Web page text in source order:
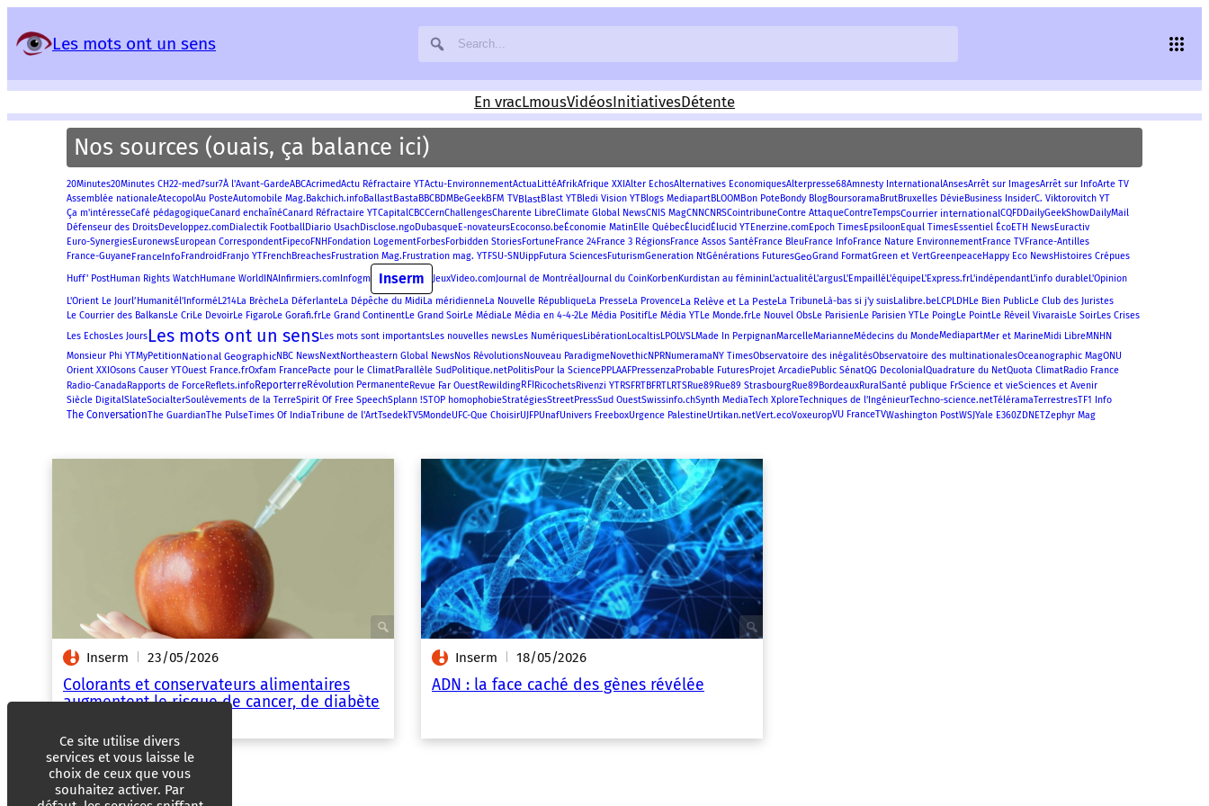
Les mots ont un sens
En vracLmousVidéosInitiativesDétente
Nos sources (ouais, ça balance ici)
20Minutes20Minutes CH22-med7sur7À l'Avant-GardeABCAcrimedActu Réfractaire YTActu-EnvironnementActuaLittéAfrikAfrique XXI Alter EchosAlternatives EconomiquesAlterpresse68Amnesty InternationalAnsesArrêt sur ImagesArrêt sur InfoArte TV
Assemblée nationaleAtecopolAu PosteAutomobile Mag. Bakchich.infoBallastBastaBBCBDMBeGeekBFM TVBlastBlast YTBledi Vision YTBlogs MediapartBLOOMBon PoteBondy BlogBoursoramaBrutBruxelles DévieBusiness InsiderC. Viktorovitch YT
Ça m'intéresseCafé pédagogiqueCanard enchaînéCanard Réfractaire YTCapitalCBCCernChallengesCharente LibreClimate Global NewsCNIS MagCNNCNRSCointribuneContre AttaqueContreTempsCourrier internationalCQFDDailyGeekShowDailyMail
Défenseur des DroitsDeveloppez.comDialectik FootballDiario UsachDisclose.ngoDubasqueE-novateursEcoconso.beÉconomie MatinElle QuébecÉlucid Élucid YTEnerzine.comEpoch TimesEpsiloonEqual TimesEssentiel ÉcoETH NewsEuractiv
Euro-SynergiesEuronewsEuropean CorrespondentFipecoFNH Fondation LogementForbesForbidden StoriesFortuneFrance 24France 3 RégionsFrance Assos SantéFrance BleuFrance InfoFrance Nature EnvironnementFrance TVFrance-Antilles
France-GuyaneFranceInfo Frandroid Franjo YTFrenchBreachesFrustration Mag. Frustration mag. YTFSU-SNUippFutura SciencesFuturismGeneration NtGénérations FuturesGeoGrand FormatGreen et VertGreenpeaceHappy Eco NewsHistoires Crépues
Huff' PostHuman Rights WatchHumane World INA Infirmiers.com Infogm Inserm JeuxVideo.comJournal de MontréalJournal du CoinKorbenKurdistan au fémininL'actualitéL'argusL'EmpailléL'équipeL'Express.frL'indépendantL'info durableL'Opinion
L'Orient Le Jourl’Humanitél’InforméL214La BrècheLa DéferlanteLa Dépêche du Midi La méridienneLa Nouvelle RépubliqueLa PresseLa ProvenceLa Relève et La PesteLa TribuneLà-bas si j'y suisLalibre.beLCPLDH Le Bien PublicLe Club des Juristes
Le Courrier des BalkansLe Cri Le DevoirLe FigaroLe Gorafi.frLe Grand ContinentLe Grand SoirLe MédiaLe Média en 4-4-2Le Média PositifLe Média YTLe Monde.frLe Nouvel ObsLe ParisienLe Parisien YTLe PoingLe PointLe Réveil VivaraisLe SoirLes Crises
Les EchosLes JoursLes mots ont un sensLes mots sont importantsLes nouvelles newsLes NumériquesLibérationLocaltisLPOLVSLMade In PerpignanMarcelleMarianneMédecins du MondeMediapartMer et MarineMidi LibreMNHN
Monsieur Phi YTMyPetitionNational GeographicNBC NewsNextNortheastern Global NewsNos RévolutionsNouveau ParadigmeNovethicNPRNumeramaNY TimesObservatoire des inégalitésObservatoire des multinationalesOceanographic MagONU
Orient XXI Osons Causer YTOuest France.frOxfam FrancePacte pour le ClimatParallèle Sud Politique.netPolitisPour la SciencePPLAAFPressenzaProbable FuturesProjet ArcadiePublic SénatQG DecolonialQuadrature du NetQuota ClimatRadio France
Radio-CanadaRapports de ForceReflets.infoReporterreRévolution PermanenteRevue Far OuestRewildingRFI RicochetsRivenzi YTRSFRTBFRTLRTSRue89Rue89 StrasbourgRue89BordeauxRuralSanté publique FrScience et vieSciences et Avenir
Siècle DigitalSlateSocialterSoulèvements de la TerreSpirit Of Free SpeechSplann !STOP homophobieStratégiesStreetPressSud OuestSwissinfo.chSynth MediaTech XploreTechniques de l'IngénieurTechno-science.netTéléramaTerrestresTF1 Info
The ConversationThe GuardianThe PulseTimes Of IndiaTribune de l'ArtTsedekTV5MondeUFC-Que ChoisirUJFPUnafUnivers FreeboxUrgence PalestineUrtikan.netVert.ecoVoxeuropVU FranceTVWashington PostWSJYale E360ZDNETZephyr Mag
Inserm 23/05/2026
Colorants et conservateurs alimentaires
augmentent le risque de cancer, de diabète
Inserm 18/05/2026
ADN : la face caché des gènes révélée
Panneau de gestion des services
Ce site utilise divers
services et vous laisse le
choix de ceux que vous
souhaitez activer. Par